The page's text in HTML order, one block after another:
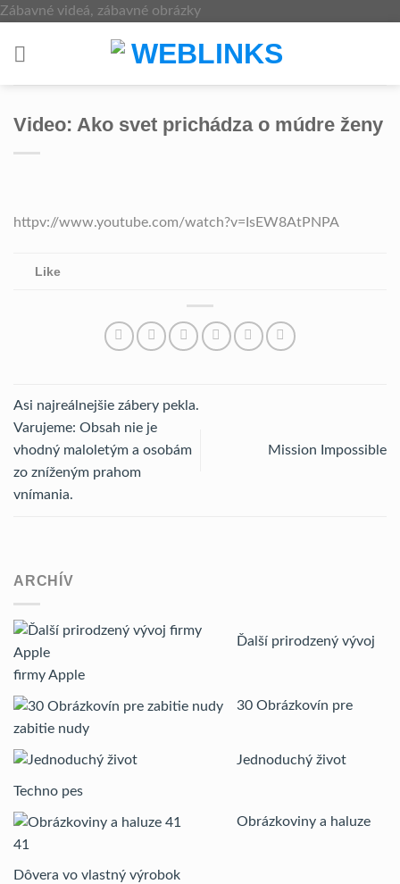
Zábavné videá, zábavné obrázkySkip
content
Video: Ako svet prichádza o múdre ženy
httpv://www.youtube.com/watch?v=IsEW8AtPNPA
Like
Asi najreálnejšie zábery pekla.
Varujeme: Obsah nie je
vhodný maloletým a osobám
zo zníženým prahom
vnímania.
Mission Impossible
ARCHÍV
Ďalší prirodzený vývoj
firmy Apple
30 Obrázkovín pre
zabitie nudy
Jednoduchý život
Techno pes
Obrázkoviny a haluze
41
Dôvera vo vlastný výrobok